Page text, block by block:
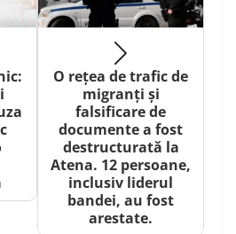
O rețea de trafic de
migranți și
falsificare de
documente a fost
destructurată la
Atena. 12 persoane,
inclusiv liderul
bandei, au fost
arestate.